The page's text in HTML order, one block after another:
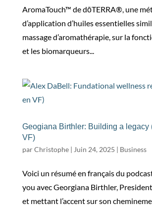
AromaTouch™ de dōTERRA®, une
d’application d’huiles essentielles
massage d’aromathérapie, sur la
et les biomarqueurs...
Geogiana Birthler: Building a legacy
VF)
parChristophe| Juin 24, 2025 | Business
Voici un résumé en français du
you avec Georgiana Birthler,
et mettant l’accent sur son